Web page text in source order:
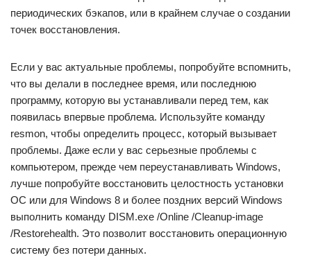
периодических бэкапов, или в крайнем случае о создании
точек восстановления.
Если у вас актуальные проблемы, попробуйте вспомнить,
что вы делали в последнее время, или последнюю
программу, которую вы устанавливали перед тем, как
появилась впервые проблема. Используйте команду
resmon, чтобы определить процесс, который вызывает
проблемы. Даже если у вас серьезные проблемы с
компьютером, прежде чем переустанавливать Windows,
лучше попробуйте восстановить целостность установки
ОС или для Windows 8 и более поздних версий Windows
выполнить команду DISM.exe /Online /Cleanup-image
/Restorehealth. Это позволит восстановить операционную
систему без потери данных.